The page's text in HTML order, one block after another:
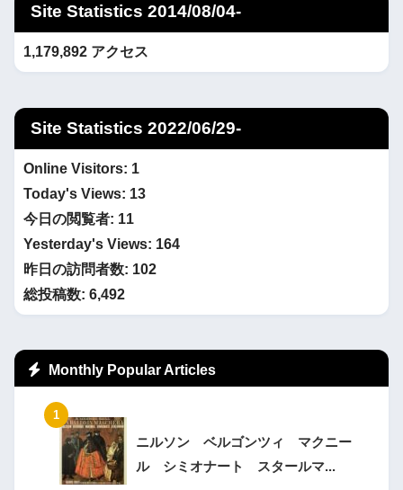
Site Statistics 2014/08/04-
1,179,892 アクセス
Site Statistics 2022/06/29-
Online Visitors: 1
Today's Views: 13
今日の閲覧者: 11
Yesterday's Views: 164
昨日の訪問者数: 102
総投稿数: 6,492
Monthly Popular Articles
ニルソン ベルゴンツィ マクニー
ル シミオナート スタールマ...